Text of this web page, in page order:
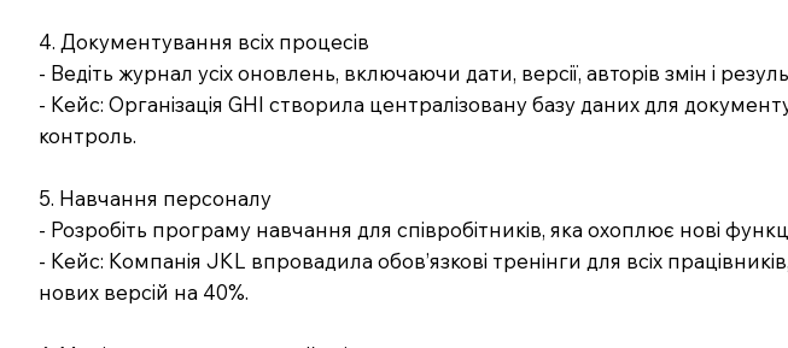
4. Документування всіх процесів
- Ведіть журнал усіх оновлень, включаючи дати, версії, авторів змін і
- Кейс: Організація GHI створила централізовану базу даних для
контроль.
5. Навчання персоналу
- Розробіть програму навчання для співробітників, яка охоплює нові
- Кейс: Компанія JKL впровадила обов’язкові тренінги для всіх
нових версій на 40%.